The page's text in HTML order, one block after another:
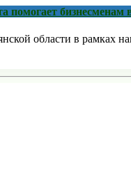
помогает
области в рамках